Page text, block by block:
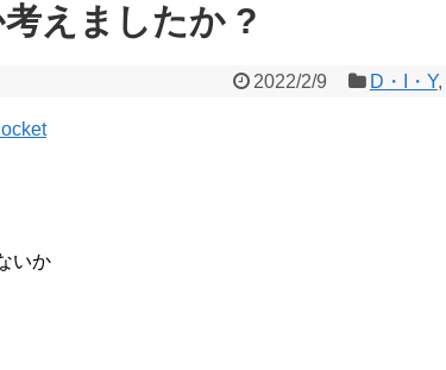
えましたか ?
2022/2/9 D・I・Y,
いか